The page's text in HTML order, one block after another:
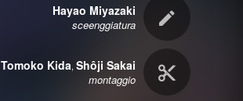
Hayao Miyazaki
sceenggiatura
Tomoko Kida,Shôji Sakai
montaggio